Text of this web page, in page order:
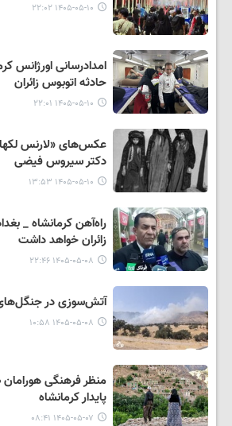
۱۴۰۵-۰۵-۱۰ ۲۲:۰۲
امدادرسانی اورژانس
حادثه اتوبوس زائران
۱۴۰۵-۰۵-۱۰ ۲۲:۰۱
عکس‌های «لارنس
دکتر سیروس فیضی
۱۴۰۵-۰۵-۱۰ ۱۳:۵۳
راه‌آهن کرمانشاه _
زائران خواهد داشت
۱۴۰۵-۰۵-۰۸ ۲۲:۴۶
آتش‌سوزی در
۱۴۰۵-۰۵-۰۸ ۱۰:۵۸
منظر فرهنگی
پایدار کرمانشاه
۱۴۰۵-۰۵-۰۷ ۰۸:۴۱